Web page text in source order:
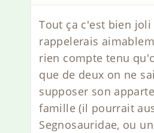
Tout ça c'est bien
rappelerais
rien compte tenu
que de deux on ne
supposer son
famille (il pourrait
Segnosauridae, ou un